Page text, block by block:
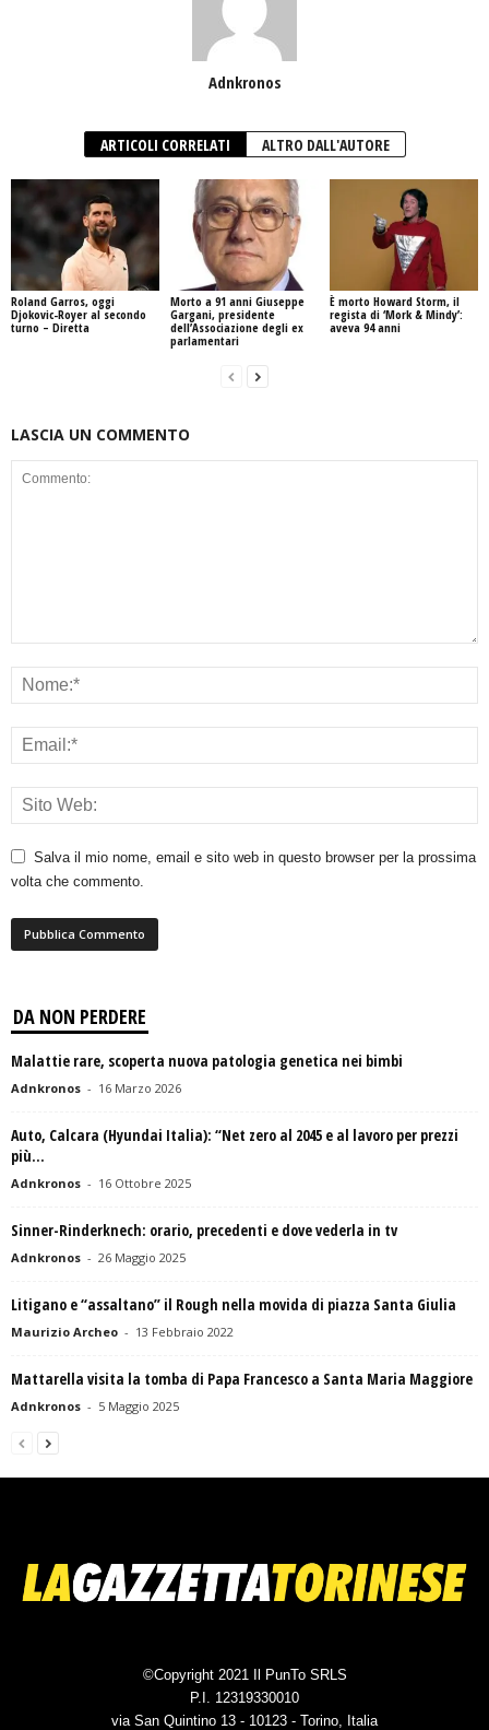
Adnkronos
ARTICOLI CORRELATI ALTRO DALL'AUTORE
Roland Garros, oggi
Djokovic-Royer al secondo
turno – Diretta
Morto a 91 anni Giuseppe
Gargani, presidente
dell’Associazione degli ex
parlamentari
È morto Howard Storm, il
regista di ‘Mork & Mindy’:
aveva 94 anni
LASCIA UN COMMENTO
Salva il mio nome, email e sito web in questo browser per la prossima
volta che commento.
DA NON PERDERE
Malattie rare, scoperta nuova patologia genetica nei bimbi
Adnkronos - 16 Marzo 2026
Auto, Calcara (Hyundai Italia): “Net zero al 2045 e al lavoro per prezzi
più...
Adnkronos - 16 Ottobre 2025
Sinner-Rinderknech: orario, precedenti e dove vederla in tv
Adnkronos - 26 Maggio 2025
Litigano e “assaltano” il Rough nella movida di piazza Santa Giulia
Maurizio Archeo - 13 Febbraio 2022
Mattarella visita la tomba di Papa Francesco a Santa Maria Maggiore
Adnkronos - 5 Maggio 2025
©Copyright 2021 Il PunTo SRLS
P.I. 12319330010
via San Quintino 13 - 10123 - Torino, Italia